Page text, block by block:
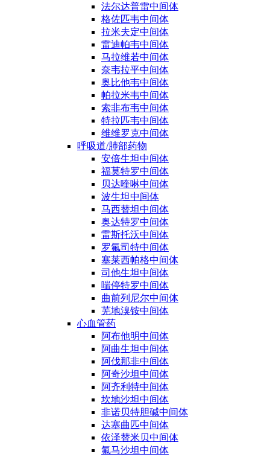
法尔达普雷中间体
格佐匹韦中间体
拉米夫定中间体
雷迪帕韦中间体
马拉维若中间体
奈韦拉平中间体
奥比他韦中间体
帕拉米韦中间体
索非布韦中间体
特拉匹韦中间体
维维罗克中间体
呼吸道/肺部药物
安倍生坦中间体
福莫特罗中间体
贝达喹啉中间体
波生坦中间体
马西替坦中间体
奥达特罗中间体
雷斯托沃中间体
罗氟司特中间体
塞莱西帕格中间体
司他生坦中间体
喘停特罗中间体
曲前列尼尔中间体
芜地溴铵中间体
心血管药
阿布他明中间体
阿曲生坦中间体
阿伐那非中间体
阿奇沙坦中间体
阿齐利特中间体
坎地沙坦中间体
非诺贝特胆碱中间体
达塞曲匹中间体
依泽替米贝中间体
氟马沙坦中间体